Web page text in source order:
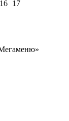
16 17